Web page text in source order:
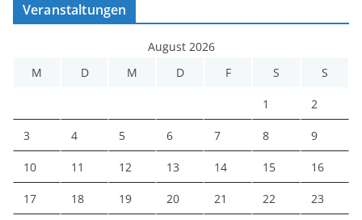
Veranstaltungen
August 2026
M
D M D F S S
1 2
3 4 5 6 7 8 9
10 11 12 13 14 15 16
17 18 19 20 21 22 23